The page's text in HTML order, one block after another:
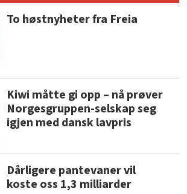
To høstnyheter fra Freia
Kiwi måtte gi opp – nå prøver
Norgesgruppen-selskap seg
igjen med dansk lavpris
Dårligere pantevaner vil
koste oss 1,3 milliarder